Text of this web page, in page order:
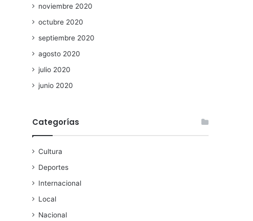
noviembre 2020
octubre 2020
septiembre 2020
agosto 2020
julio 2020
junio 2020
Categorías
Cultura
Deportes
Internacional
Local
Nacional